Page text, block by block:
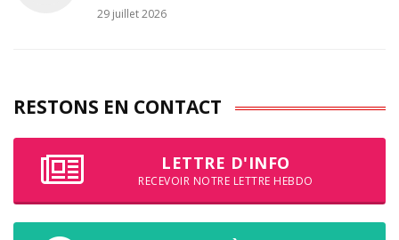
29 juillet 2026
RESTONS EN CONTACT
LETTRE D'INFO
RECEVOIR NOTRE LETTRE HEBDO